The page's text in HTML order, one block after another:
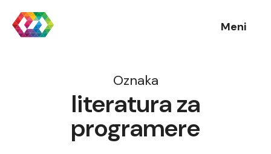
Meni
Oznaka
literatura za
programere